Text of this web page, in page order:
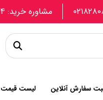
مشاوره خرید: 09907740664
سفارش آنلاین لیست قیمت